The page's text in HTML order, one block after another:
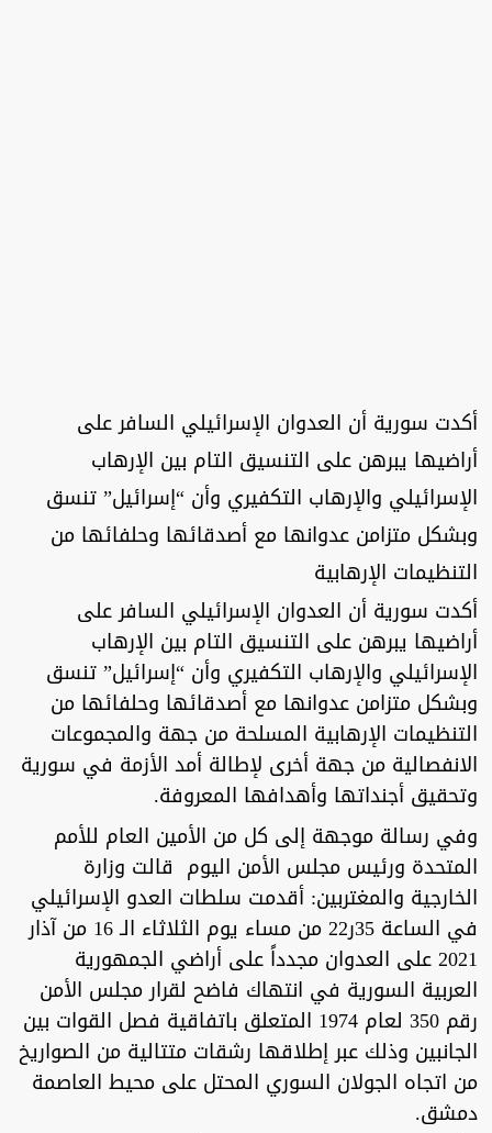
أكدت سورية أن العدوان الإسرائيلي السافر على
أراضيها يبرهن على التنسيق التام بين الإرهاب
الإسرائيلي والإرهاب التكفيري وأن “إسرائيل” تنسق
وبشكل متزامن عدوانها مع أصدقائها وحلفائها من
التنظيمات الإرهابية
أكدت سورية أن العدوان الإسرائيلي السافر على
أراضيها يبرهن على التنسيق التام بين الإرهاب
الإسرائيلي والإرهاب التكفيري وأن “إسرائيل” تنسق
وبشكل متزامن عدوانها مع أصدقائها وحلفائها من
التنظيمات الإرهابية المسلحة من جهة والمجموعات
الانفصالية من جهة أخرى لإطالة أمد الأزمة في سورية
وتحقيق أجنداتها وأهدافها المعروفة.
وفي رسالة موجهة إلى كل من الأمين العام للأمم
المتحدة ورئيس مجلس الأمن اليوم قالت وزارة
الخارجية والمغتربين: أقدمت سلطات العدو الإسرائيلي
في الساعة 35ر22 من مساء يوم الثلاثاء الـ 16 من آذار
2021 على العدوان مجدداً على أراضي الجمهورية
العربية السورية في انتهاك فاضح لقرار مجلس الأمن
رقم 350 لعام 1974 المتعلق باتفاقية فصل القوات بين
الجانبين وذلك عبر إطلاقها رشقات متتالية من الصواريخ
من اتجاه الجولان السوري المحتل على محيط العاصمة
دمشق.